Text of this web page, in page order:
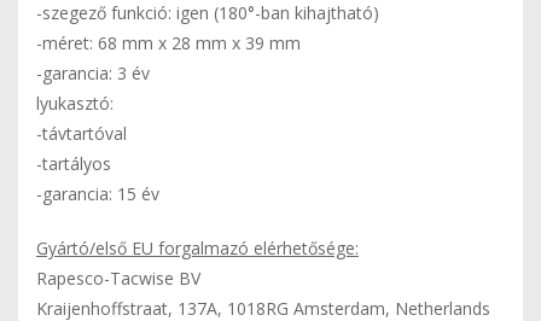
-szegező funkció: igen (180°-ban kihajtható)
-méret: 68 mm x 28 mm x 39 mm
-garancia: 3 év
lyukasztó:
-távtartóval
-tartályos
-garancia: 15 év
Gyártó/első EU forgalmazó elérhetősége:
Rapesco-Tacwise BV
Kraijenhoffstraat, 137A, 1018RG Amsterdam, Netherlands